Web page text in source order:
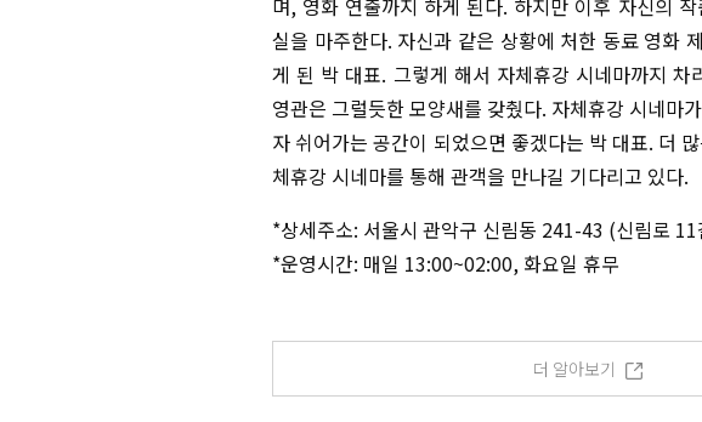
실을 마주한다. 자신과 같은 상황에 처한 동료 영화
게 된 박 대표. 그렇게 해서 자체휴강 시네마까지 차
영관은 그럴듯한 모양새를 갖췄다. 자체휴강 시네마
자 쉬어가는 공간이 되었으면 좋겠다는 박 대표. 더
체휴강 시네마를 통해 관객을 만나길 기다리고 있다.
*상세주소: 서울시 관악구 신림동 241-43 (신림로
*운영시간: 매일 13:00~02:00, 화요일 휴무
더 알아보기